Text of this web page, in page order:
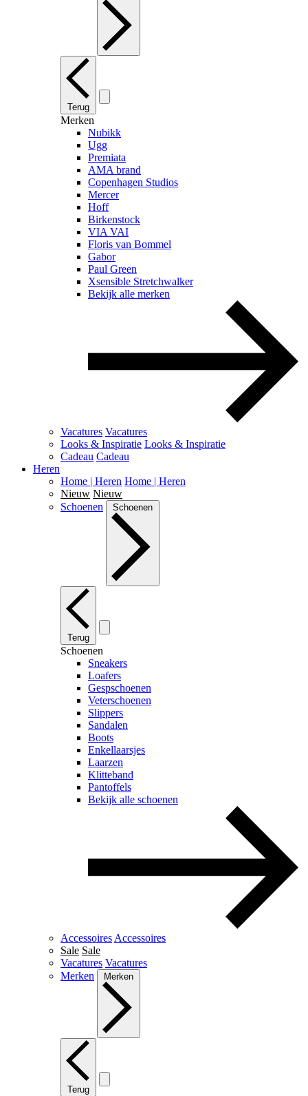
Terug
Merken
Nubikk
Ugg
Premiata
AMA brand
Copenhagen Studios
Mercer
Hoff
Birkenstock
VIA VAI
Floris van Bommel
Gabor
Paul Green
Xsensible Stretchwalker
Bekijk alle merken
Vacatures Vacatures
Looks & Inspiratie Looks & Inspiratie
Cadeau Cadeau
Heren
Home | Heren Home | Heren
Nieuw Nieuw
Schoenen
Schoenen
Terug
Schoenen
Sneakers
Loafers
Gespschoenen
Veterschoenen
Slippers
Sandalen
Boots
Enkellaarsjes
Laarzen
Klitteband
Pantoffels
Bekijk alle schoenen
Accessoires Accessoires
Sale Sale
Vacatures Vacatures
Merken
Merken
Terug